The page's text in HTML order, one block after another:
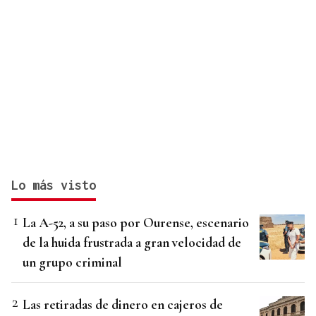
Lo más visto
La A-52, a su paso por Ourense, escenario
de la huida frustrada a gran velocidad de
un grupo criminal
Las retiradas de dinero en cajeros de